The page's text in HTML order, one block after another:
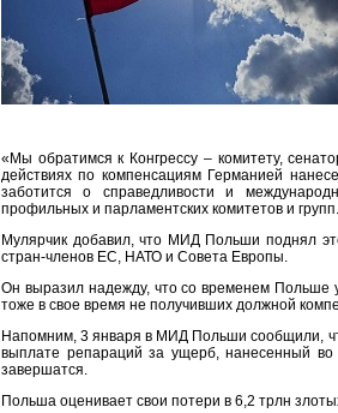
«Мы обратимся к Конгрессу – комитету,
действиях по компенсациям Германией
заботится о справедливости и
профильных и парламентских комитетов и групп.
Мулярчик добавил, что МИД Польши поднял
стран-членов ЕС, НАТО и Совета Европы.
Он выразил надежду, что со временем Польше
тоже в свое время не получивших должной
Напомним, 3 января в МИД Польши сообщили,
выплате репараций за ущерб, нанесенный
завершатся.
Польша оценивает свои потери в 6,2 трлн